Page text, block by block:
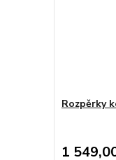
Rozpěrky
1